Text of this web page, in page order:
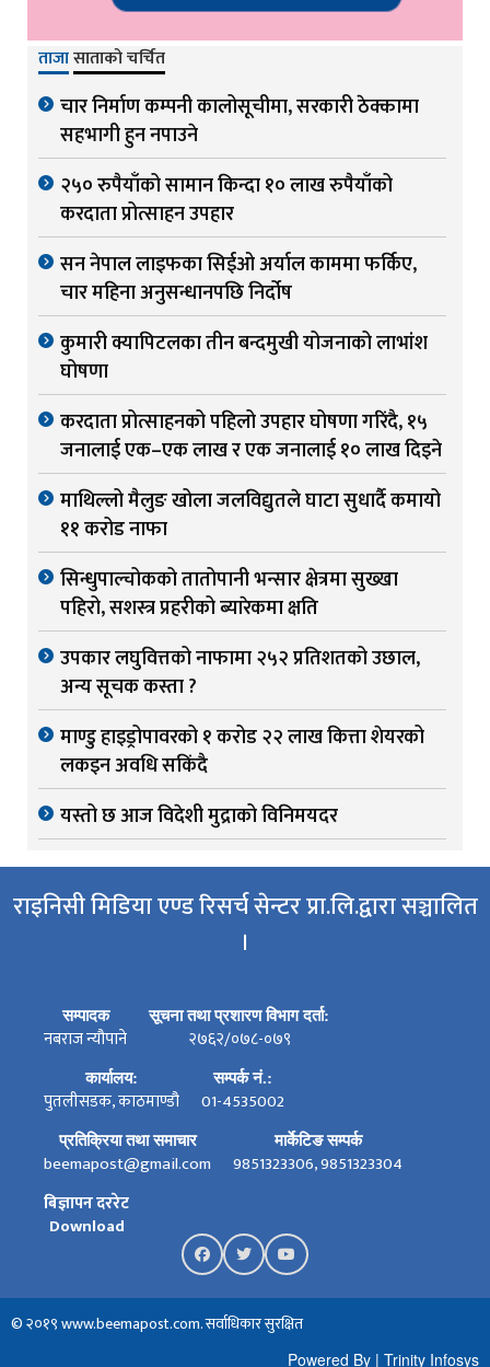
ताजासाताको चर्चित
चार निर्माण कम्पनी कालोसूचीमा, सरकारी ठेक्कामा
सहभागी हुन नपाउने
२५० रुपैयाँको सामान किन्दा १० लाख रुपैयाँको
करदाता प्रोत्साहन उपहार
सन नेपाल लाइफका सिईओ अर्याल काममा फर्किए,
चार महिना अनुसन्धानपछि निर्दोष
कुमारी क्यापिटलका तीन बन्दमुखी योजनाको लाभांश
घोषणा
करदाता प्रोत्साहनको पहिलो उपहार घोषणा गरिंदै, १५
जनालाई एक–एक लाख र एक जनालाई १० लाख दिइने
माथिल्लो मैलुङ खोला जलविद्युतले घाटा सुधार्दै कमायो
११ करोड नाफा
सिन्धुपाल्चोकको तातोपानी भन्सार क्षेत्रमा सुख्खा
पहिरो, सशस्त्र प्रहरीको ब्यारेकमा क्षति
उपकार लघुवित्तको नाफामा २५२ प्रतिशतको उछाल,
अन्य सूचक कस्ता ?
माण्डु हाइड्रोपावरको १ करोड २२ लाख कित्ता शेयरको
लकइन अवधि सकिंदै
यस्तो छ आज विदेशी मुद्राको विनिमयदर
राइनिसी मिडिया एण्ड रिसर्च सेन्टर प्रा.लि.द्वारा सञ्चालित
।
सम्पादक
नबराज न्यौपाने
सूचना तथा प्रशारण विभाग दर्ता:
२७६२/०७८-०७९
कार्यालय:
पुतलीसडक, काठमाण्डौ
सम्पर्क नं.:
01-4535002
प्रतिक्रिया तथा समाचार
beemapost@gmail.com
मार्केटिङ सम्पर्क
9851323306, 9851323304
बिज्ञापन दररेट
Download
© २०१९ www.beemapost.com. सर्वाधिकार सुरक्षित
Powered By | Trinity Infosys